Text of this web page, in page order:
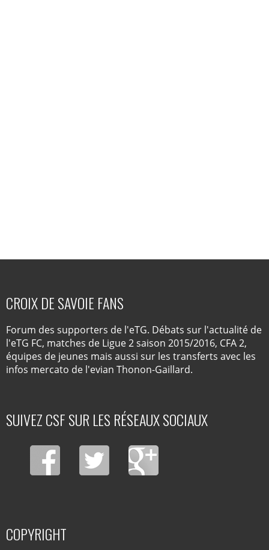
CROIX DE SAVOIE FANS
Forum des supporters de l'eTG. Débats sur l'actualité de
l'eTG FC, matches de Ligue 2 saison 2015/2016, CFA 2,
équipes de jeunes mais aussi sur les transferts avec les
infos mercato de l'evian Thonon-Gaillard.
SUIVEZ CSF SUR LES RÉSEAUX SOCIAUX
COPYRIGHT